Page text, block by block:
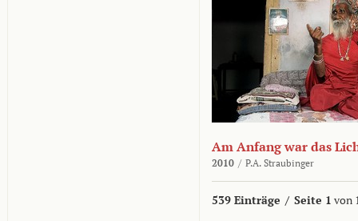
Am Anfang war das
2010 / P.A. Straubinger
539 Einträge / Seite 1 von